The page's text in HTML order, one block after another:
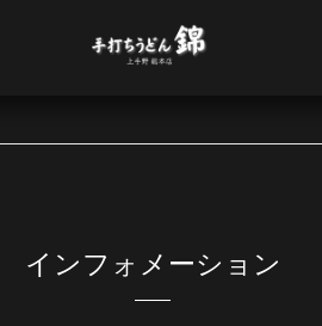
インフォメーション